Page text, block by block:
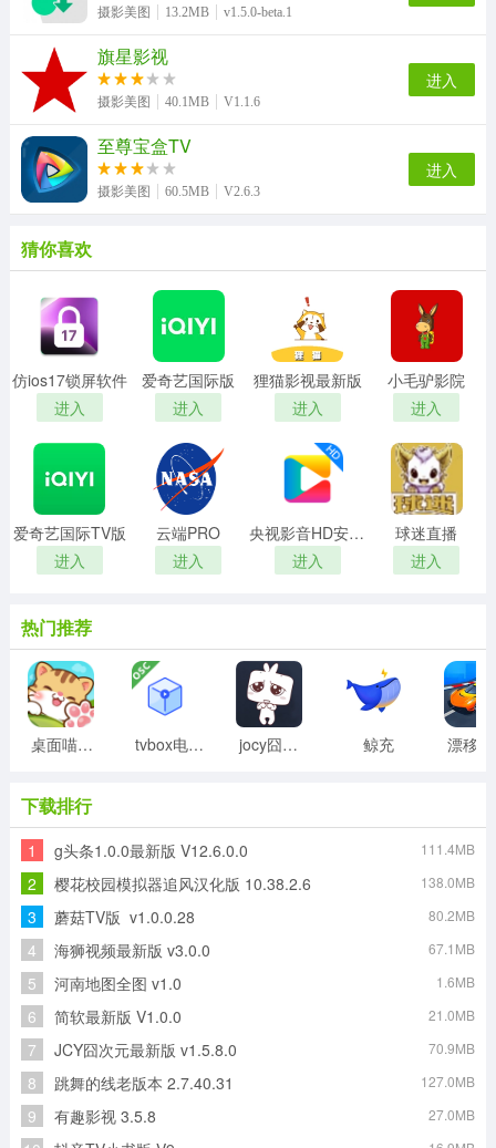
摄影美图 13.2MB v1.5.0-beta.1
旗星影视
摄影美图 40.1MB V1.1.6
进入
至尊宝盒TV
摄影美图 60.5MB V2.6.3
进入
猜你喜欢
仿ios17锁屏软件
进入
爱奇艺国际版
进入
狸猫影视最新版
进入
小毛驴影院
进入
爱奇艺国际TV版
进入
云端PRO
进入
央视影音HD安卓版
进入
球迷直播
进入
热门推荐
桌面喵最新版 tvbox电视盒子 jocy囧次元 鲸充 漂移
下载排行
1 g头条1.0.0最新版 V12.6.0.0 111.4MB
2 樱花校园模拟器追风汉化版 10.38.2.6 138.0MB
3 蘑菇TV版 v1.0.0.28 80.2MB
4 海狮视频最新版 v3.0.0 67.1MB
5 河南地图全图 v1.0 1.6MB
6 简软最新版 V1.0.0 21.0MB
7 JCY囧次元最新版 v1.5.8.0 70.9MB
8 跳舞的线老版本 2.7.40.31 127.0MB
9 有趣影视 3.5.8 27.0MB